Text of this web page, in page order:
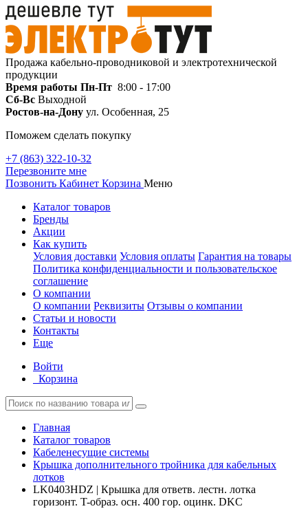
Продажа кабельно-проводниковой и электротехнической
продукции
Время работы Пн-Пт 8:00 - 17:00
Сб-Вс Выходной
Ростов-на-Дону ул. Особенная, 25
Поможем сделать покупку
+7 (863) 322-10-32
Перезвоните мне
Позвонить Кабинет Корзина Меню
Каталог товаров
Бренды
Акции
Как купить
Условия доставки Условия оплаты Гарантия на товары
Политика конфиденциальности и пользовательское
соглашение
О компании
О компании Реквизиты Отзывы о компании
Статьи и новости
Контакты
Еще
Войти
Корзина
Главная
Каталог товаров
Кабеленесущие системы
Крышка дополнительного тройника для кабельных
лотков
LK0403HDZ | Крышка для ответв. лестн. лотка
горизонт. T-образ. осн. 400 гор. оцинк. DKC